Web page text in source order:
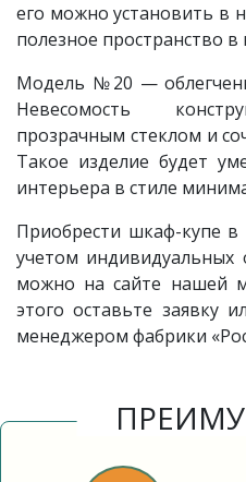
его можно установить в
полезное пространство
Модель №20 —
Невесомость
прозрачным стеклом и
Такое изделие будет
интерьера в стиле
Приобрести шкаф-купе
учетом индивидуальных
можно на сайте нашей
этого оставьте заявку
менеджером фабрики